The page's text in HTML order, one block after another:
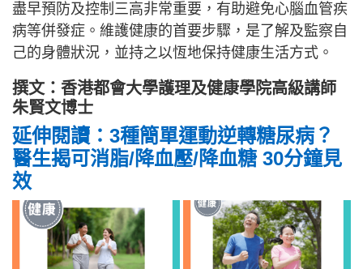
盡早預防及控制三高非常重要，有助避免心腦血管疾
病等併發症。維護健康的首要步驟，是了解及監察自
己的身體狀況，並持之以恆地保持健康生活方式。
撰文：香港都會大學護理及健康學院高級講師
朱賢文博士
延伸閱讀：3種簡單運動逆轉糖尿病？
醫生揭可消脂/降血壓/降血糖 30分鐘見
效